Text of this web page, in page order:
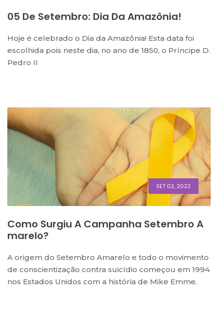
05 De Setembro: Dia Da Amazônia!
Hoje é celebrado o Dia da Amazônia! Esta data foi
escolhida pois neste dia, no ano de 1850, o Príncipe D.
Pedro II
SET 02, 2022
Como Surgiu A Campanha Setembro A
Marelo?
A origem do Setembro Amarelo e todo o movimento
de conscientização contra suicídio começou em 1994
nos Estados Unidos com a história de Mike Emme.